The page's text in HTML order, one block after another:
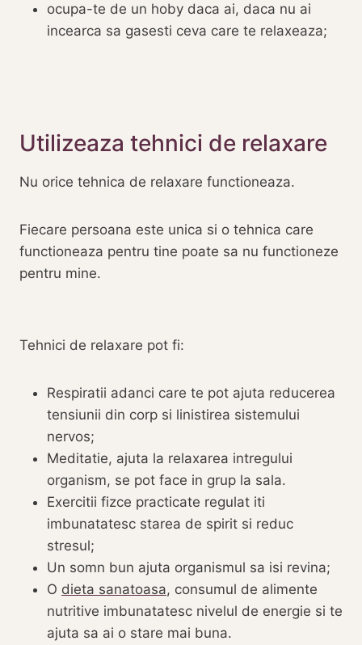
ocupa-te de un hoby daca ai, daca nu ai
incearca sa gasesti ceva care te relaxeaza;
Utilizeaza tehnici de relaxare
Nu orice tehnica de relaxare functioneaza.
Fiecare persoana este unica si o tehnica care
functioneaza pentru tine poate sa nu functioneze
pentru mine.
Tehnici de relaxare pot fi:
Respiratii adanci care te pot ajuta reducerea
tensiunii din corp si linistirea sistemului
nervos;
Meditatie, ajuta la relaxarea intregului
organism, se pot face in grup la sala.
Exercitii fizce practicate regulat iti
imbunatatesc starea de spirit si reduc
stresul;
Un somn bun ajuta organismul sa isi revina;
O dieta sanatoasa, consumul de alimente
nutritive imbunatatesc nivelul de energie si te
ajuta sa ai o stare mai buna.